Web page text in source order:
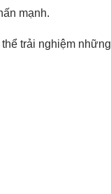
mạnh.
trải nghiệm những